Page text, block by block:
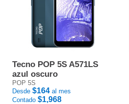
Tecno POP 5S A571LS
azul oscuro
POP 5S
Desde $164 al mes
Contado $1,968